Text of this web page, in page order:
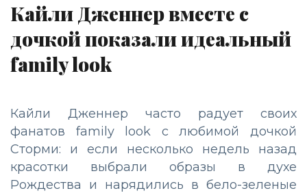
Кайли Дженнер вместе с
дочкой показали идеальный
family look
Кайли Дженнер часто радует своих
фанатов family look с любимой дочкой
Сторми: и если несколько недель назад
красотки выбрали образы в духе
Рождества и нарядились в бело-зеленые